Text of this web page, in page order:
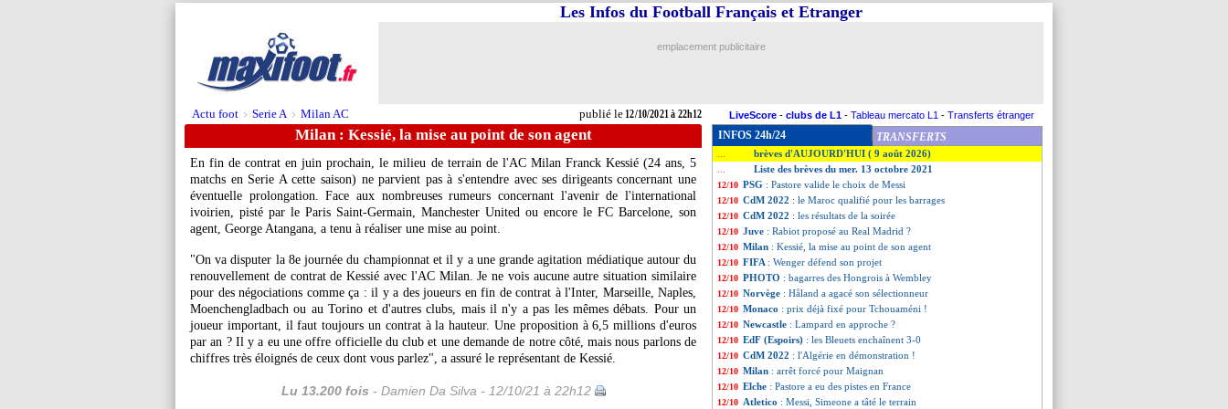
Actu foot > Serie A > Milan AC publié le12/10/2021 à 22h12
Les Infos du Football Français et Etranger
emplacement publicitaire
LiveScore - clubs de L1 - Tableau mercato L1 - Transferts étranger
Milan : Kessié, la mise au point de son agent
En fin de contrat en juin prochain, le milieu de terrain de l'AC Milan Franck Kessié (24 ans, 5
matchs en Serie A cette saison) ne parvient pas à s'entendre avec ses dirigeants concernant une
éventuelle prolongation. Face aux nombreuses rumeurs concernant l'avenir de l'international
ivoirien, pisté par le Paris Saint-Germain, Manchester United ou encore le FC Barcelone, son
agent, George Atangana, a tenu à réaliser une mise au point.
"On va disputer la 8e journée du championnat et il y a une grande agitation médiatique autour du
renouvellement de contrat de Kessié avec l'AC Milan. Je ne vois aucune autre situation similaire
pour des négociations comme ça : il y a des joueurs en fin de contrat à l'Inter, Marseille, Naples,
Moenchengladbach ou au Torino et d'autres clubs, mais il n'y a pas les mêmes débats. Pour un
joueur important, il faut toujours un contrat à la hauteur. Une proposition à 6,5 millions d'euros
par an ? Il y a eu une offre officielle du club et une demande de notre côté, mais nous parlons de
chiffres très éloignés de ceux dont vous parlez", a assuré le représentant de Kessié.
Lu 13.200 fois - Damien Da Silva - 12/10/21 à 22h12
INFOS 24h/24 TRANSFERTS
brèves d'AUJOURD'HUI ( 9 août 2026)
Liste des brèves du mer. 13 octobre 2021
12/10 PSG : Pastore valide le choix de Messi
12/10 CdM 2022 : le Maroc qualifié pour les barrages
12/10 CdM 2022 : les résultats de la soirée
12/10 Juve : Rabiot proposé au Real Madrid ?
12/10 Milan : Kessié, la mise au point de son agent
12/10 FIFA : Wenger défend son projet
12/10 PHOTO : bagarres des Hongrois à Wembley
12/10 Norvège : Håland a agacé son sélectionneur
12/10 Monaco : prix déjà fixé pour Tchouaméni !
12/10 Newcastle : Lampard en approche ?
12/10 EdF (Espoirs) : les Bleuets enchaînent 3-0
12/10 CdM 2022 : l'Algérie en démonstration !
12/10 Milan : arrêt forcé pour Maignan
12/10 Elche : Pastore a eu des pistes en France
12/10 Atletico : Messi, Simeone a tâté le terrain